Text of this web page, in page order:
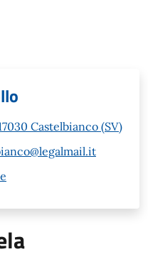
Castelbianco (SV)